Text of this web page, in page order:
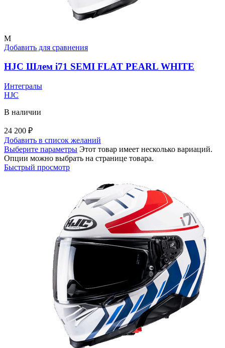
M
Добавить для сравнения
HJC Шлем i71 SEMI FLAT PEARL WHITE
Интегралы
HJC
В наличии
24 200 ₽
Добавить в список желаний
Выберите параметры Этот товар имеет несколько вариаций.
Опции можно выбрать на странице товара.
Быстрый просмотр